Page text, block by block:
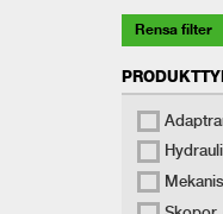
Rensa filter